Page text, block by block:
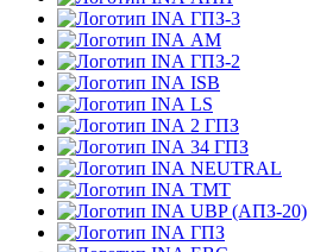
ГПЗ-3
АМ
ГПЗ-2
ISB
LS
2 ГПЗ
34 ГПЗ
NEUTRAL
TMT
UBP (АПЗ-20)
ГПЗ